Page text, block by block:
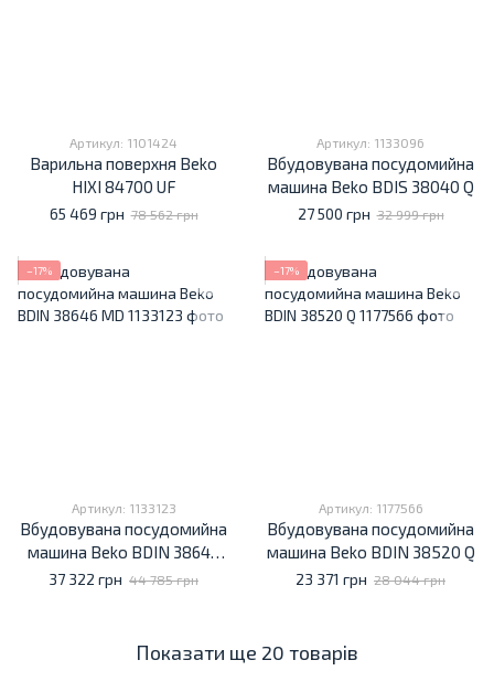
Артикул: 1101424
Варильна поверхня Beko
HIXI 84700 UF
65 469 грн 78 562 грн
Артикул: 1133096
Вбудовувана посудомийна
машина Beko BDIS 38040 Q
27 500 грн 32 999 грн
−17%
Артикул: 1133123
Вбудовувана посудомийна
машина Beko BDIN 38646
MD
37 322 грн 44 785 грн
−17%
Артикул: 1177566
Вбудовувана посудомийна
машина Beko BDIN 38520 Q
23 371 грн 28 044 грн
Показати ще 20 товарів